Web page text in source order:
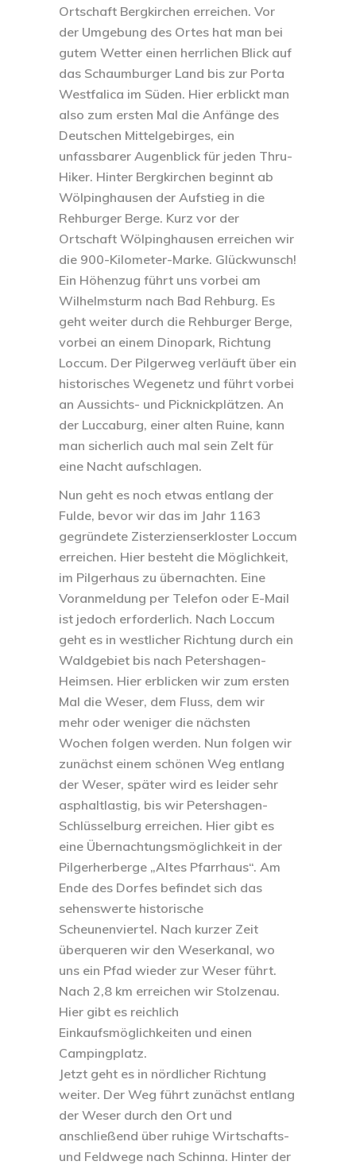
Ortschaft Bergkirchen erreichen. Vor
der Umgebung des Ortes hat man bei
gutem Wetter einen herrlichen Blick auf
das Schaumburger Land bis zur Porta
Westfalica im Süden. Hier erblickt man
also zum ersten Mal die Anfänge des
Deutschen Mittelgebirges, ein
unfassbarer Augenblick für jeden Thru-
Hiker. Hinter Bergkirchen beginnt ab
Wölpinghausen der Aufstieg in die
Rehburger Berge. Kurz vor der
Ortschaft Wölpinghausen erreichen wir
die 900-Kilometer-Marke. Glückwunsch!
Ein Höhenzug führt uns vorbei am
Wilhelmsturm nach Bad Rehburg. Es
geht weiter durch die Rehburger Berge,
vorbei an einem Dinopark, Richtung
Loccum. Der Pilgerweg verläuft über ein
historisches Wegenetz und führt vorbei
an Aussichts- und Picknickplätzen. An
der Luccaburg, einer alten Ruine, kann
man sicherlich auch mal sein Zelt für
eine Nacht aufschlagen.
Nun geht es noch etwas entlang der
Fulde, bevor wir das im Jahr 1163
gegründete Zisterzienserkloster Loccum
erreichen. Hier besteht die Möglichkeit,
im Pilgerhaus zu übernachten. Eine
Voranmeldung per Telefon oder E-Mail
ist jedoch erforderlich. Nach Loccum
geht es in westlicher Richtung durch ein
Waldgebiet bis nach Petershagen-
Heimsen. Hier erblicken wir zum ersten
Mal die Weser, dem Fluss, dem wir
mehr oder weniger die nächsten
Wochen folgen werden. Nun folgen wir
zunächst einem schönen Weg entlang
der Weser, später wird es leider sehr
asphaltlastig, bis wir Petershagen-
Schlüsselburg erreichen. Hier gibt es
eine Übernachtungsmöglichkeit in der
Pilgerherberge „Altes Pfarrhaus“. Am
Ende des Dorfes befindet sich das
sehenswerte historische
Scheunenviertel. Nach kurzer Zeit
überqueren wir den Weserkanal, wo
uns ein Pfad wieder zur Weser führt.
Nach 2,8 km erreichen wir Stolzenau.
Hier gibt es reichlich
Einkaufsmöglichkeiten und einen
Campingplatz.
Jetzt geht es in nördlicher Richtung
weiter. Der Weg führt zunächst entlang
der Weser durch den Ort und
anschließend über ruhige Wirtschafts-
und Feldwege nach Schinna. Hinter der